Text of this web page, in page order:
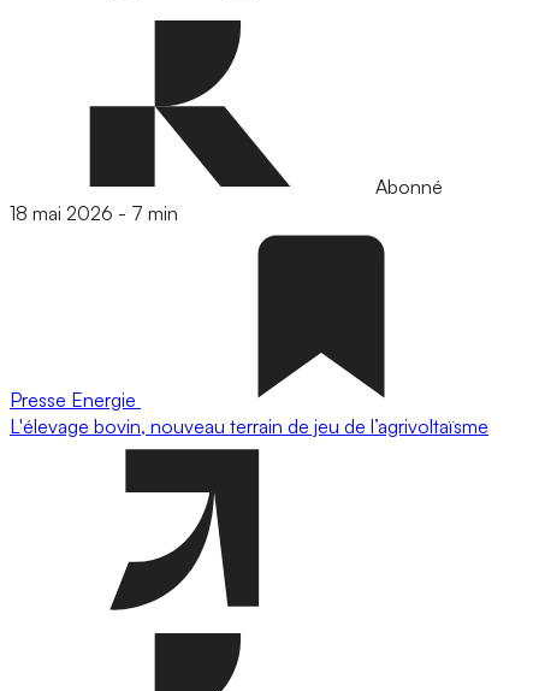
Abonné
18 mai 2026 - 7 min
Presse Energie
L'élevage bovin, nouveau terrain de jeu de l’agrivoltaïsme